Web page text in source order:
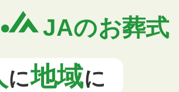
JAのお葬式
に地域に
JAのお葬式
に地域に
JAのお葬式
に地域に
JAのお葬式
に地域に
JAのお葬式
に地域に